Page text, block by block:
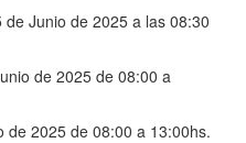
de Junio de 2025 a las 08:30
de 2025 de 08:00 a
de 2025 de 08:00 a 13:00hs.